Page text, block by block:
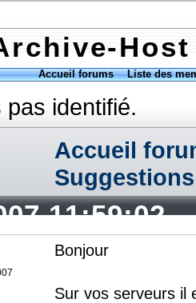
Host
Accueil forums Liste des
identifié.
Accueil
Suggestions
11:59:02
Bonjour
Sur vos serveurs il